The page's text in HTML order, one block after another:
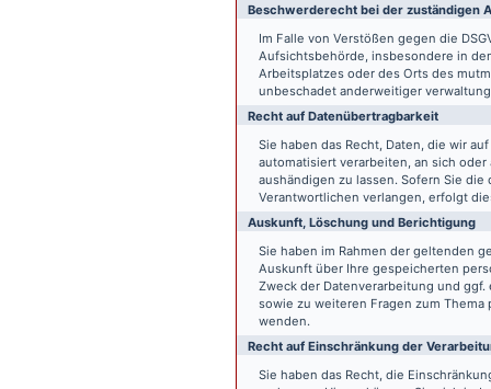
Beschwerde­recht bei der zuständigen
Im Falle von Verstößen gegen die
Aufsichtsbehörde, insbesondere in
Arbeitsplatzes oder des Orts des
unbeschadet anderweitiger
Recht auf Daten­übertrag­barkeit
Sie haben das Recht, Daten, die wir
automatisiert verarbeiten, an sich
aushändigen zu lassen. Sofern Sie
Verantwortlichen verlangen, erfolgt
Auskunft, Löschung und Berichtigung
Sie haben im Rahmen der geltenden
Auskunft über Ihre gespeicherten
Zweck der Datenverarbeitung und
sowie zu weiteren Fragen zum
wenden.
Recht auf Einschränkung der
Sie haben das Recht, die